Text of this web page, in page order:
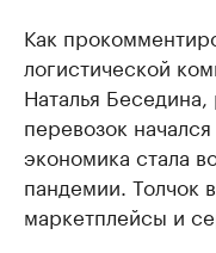
Как
логистической
Наталья
перевозок
экономика стала
пандемии. Толчок
маркетплейсы и